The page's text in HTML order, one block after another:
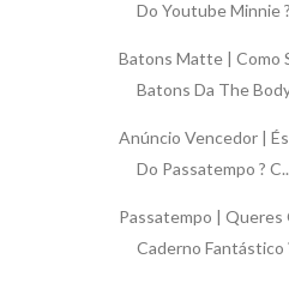
Do Youtube Minnie ?
Batons Matte | Como
Batons Da The
Anúncio Vencedor |
Do Passatempo ?
Passatempo | Queres
Caderno Fantástico